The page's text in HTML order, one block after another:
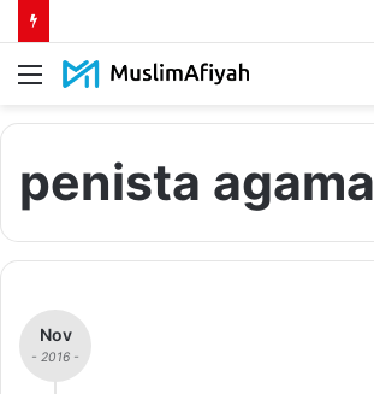
Menu
penista agama
Nov
- 2016 -